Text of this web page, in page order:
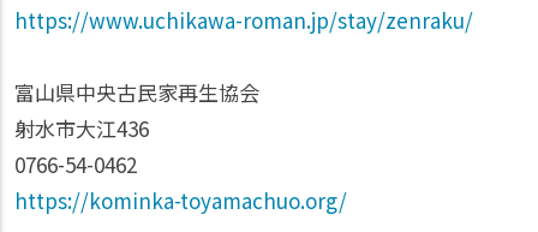
https://www.uchikawa-roman.jp/stay/zenraku/
富山県中央古民家再生協会
射水市大江436
0766-54-0462
https://kominka-toyamachuo.org/